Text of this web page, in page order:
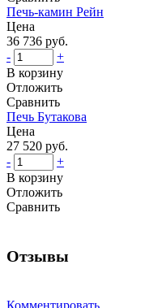
Печь-камин Рейн
Цена
36 736 руб.
-
+
В корзину
Отложить
Сравнить
Печь Бутакова
Цена
27 520 руб.
-
+
В корзину
Отложить
Сравнить
Отзывы
Комментировать